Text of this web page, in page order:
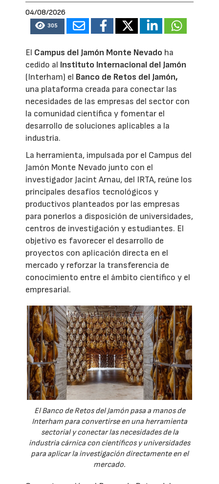
04/08/2026
305
El Campus del Jamón Monte Nevado ha
cedido al Instituto Internacional del Jamón
(Interham) el Banco de Retos del Jamón,
una plataforma creada para conectar las
necesidades de las empresas del sector con
la comunidad científica y fomentar el
desarrollo de soluciones aplicables a la
industria.
La herramienta, impulsada por el Campus del
Jamón Monte Nevado junto con el
investigador Jacint Arnau, del IRTA, reúne los
principales desafíos tecnológicos y
productivos planteados por las empresas
para ponerlos a disposición de universidades,
centros de investigación y estudiantes. El
objetivo es favorecer el desarrollo de
proyectos con aplicación directa en el
mercado y reforzar la transferencia de
conocimiento entre el ámbito científico y el
empresarial.
El Banco de Retos del Jamón pasa a manos de
Interham para convertirse en una herramienta
sectorial y conectar las necesidades de la
industria cárnica con científicos y universidades
para aplicar la investigación directamente en el
mercado.